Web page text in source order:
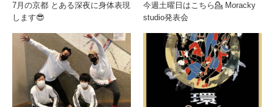
7月の京都 とある深夜に身体表現
します😎
今週土曜日はこちら💁 Moracky
studio発表会